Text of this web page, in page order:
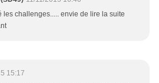
les challenges..... envie de lire la suite
15:17